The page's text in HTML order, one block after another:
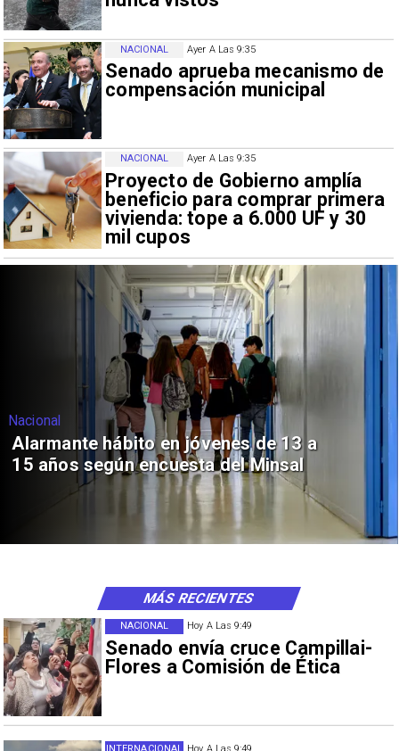
Ayer A Las 9:35
Senado aprueba mecanismo de
compensación municipal
NACIONAL
Ayer A Las 9:35
Proyecto de Gobierno amplía
beneficio para comprar primera
vivienda: tope a 6.000 UF y 30
mil cupos
NACIONAL
Nacional
Alarmante hábito en jóvenes de 13 a
15 años según encuesta del Minsal
Hoy A Las 9:49
Senado envía cruce Campillai-
Flores a Comisión de Ética
NACIONAL
Hoy A Las 9:49
INTERNACIONAL
MÁS RECIENTES